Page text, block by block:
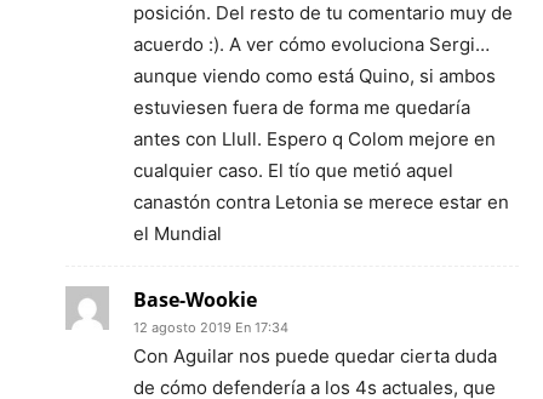
posición. Del resto de tu comentario muy de
acuerdo :). A ver cómo evoluciona Sergi…
aunque viendo como está Quino, si ambos
estuviesen fuera de forma me quedaría
antes con Llull. Espero q Colom mejore en
cualquier caso. El tío que metió aquel
canastón contra Letonia se merece estar en
el Mundial
Base-Wookie
12 agosto 2019 En 17:34
Con Aguilar nos puede quedar cierta duda
de cómo defendería a los 4s actuales, que